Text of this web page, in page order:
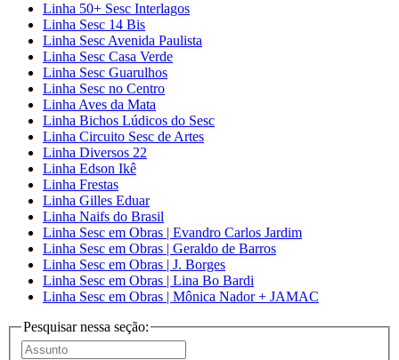
Linha 50+ Sesc Interlagos
Linha Sesc 14 Bis
Linha Sesc Avenida Paulista
Linha Sesc Casa Verde
Linha Sesc Guarulhos
Linha Sesc no Centro
Linha Aves da Mata
Linha Bichos Lúdicos do Sesc
Linha Circuito Sesc de Artes
Linha Diversos 22
Linha Edson Ikê
Linha Frestas
Linha Gilles Eduar
Linha Naifs do Brasil
Linha Sesc em Obras | Evandro Carlos Jardim
Linha Sesc em Obras | Geraldo de Barros
Linha Sesc em Obras | J. Borges
Linha Sesc em Obras | Lina Bo Bardi
Linha Sesc em Obras | Mônica Nador + JAMAC
Pesquisar nessa seção: